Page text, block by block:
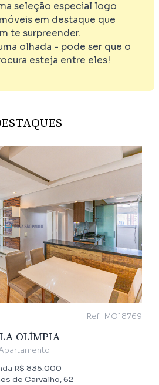
seleção especial logo
em destaque que
te surpreender.
olhada - pode ser que o
esteja entre eles!
Ref.: MO18769
OLÍMPIA
R$ 835.000
de Carvalho, 62